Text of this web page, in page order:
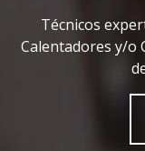
Técnicos
Calentadores y/o